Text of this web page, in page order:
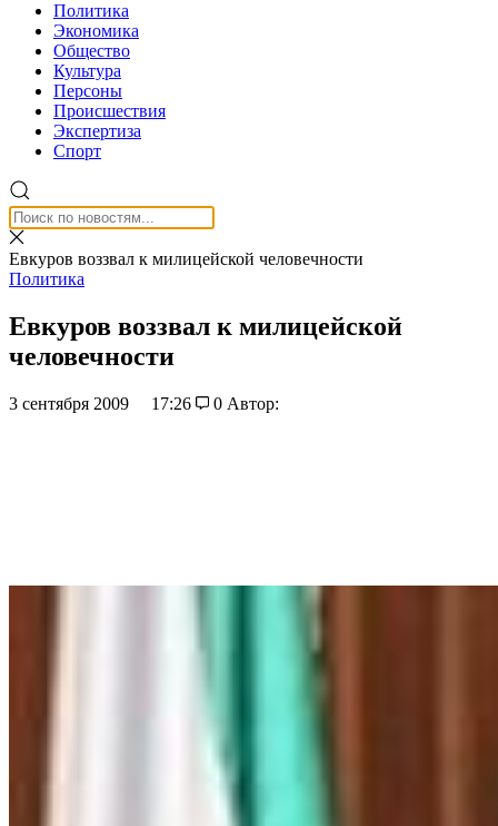
Политика
Экономика
Общество
Культура
Персоны
Происшествия
Экспертиза
Спорт
Евкуров воззвал к милицейской человечности
Политика
Евкуров воззвал к милицейской
человечности
3 сентября 2009 17:26 0 Автор: